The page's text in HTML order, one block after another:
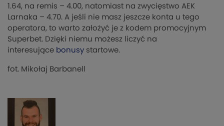
1.64, na remis – 4.00, natomiast na zwycięstwo AEK
Larnaka – 4.70. A jeśli nie masz jeszcze konta u tego
operatora, to warto założyć je z kodem promocyjnym
Superbet. Dzięki niemu możesz liczyć na
interesujące bonusy startowe.
fot. Mikołaj Barbanell